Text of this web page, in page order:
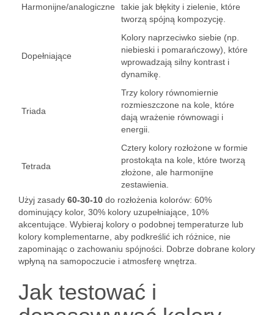
Harmonijne/analogiczne
takie jak błękity i zielenie, które
tworzą spójną kompozycję.
Dopełniające
Kolory naprzeciwko siebie (np.
niebieski i pomarańczowy), które
wprowadzają silny kontrast i
dynamikę.
Triada
Trzy kolory równomiernie
rozmieszczone na kole, które
dają wrażenie równowagi i
energii.
Tetrada
Cztery kolory rozłożone w formie
prostokąta na kole, które tworzą
złożone, ale harmonijne
zestawienia.
Użyj zasady 60-30-10 do rozłożenia kolorów: 60%
dominujący kolor, 30% kolory uzupełniające, 10%
akcentujące. Wybieraj kolory o podobnej temperaturze lub
kolory komplementarne, aby podkreślić ich różnice, nie
zapominając o zachowaniu spójności. Dobrze dobrane kolory
wpłyną na samopoczucie i atmosferę wnętrza.
Jak testować i